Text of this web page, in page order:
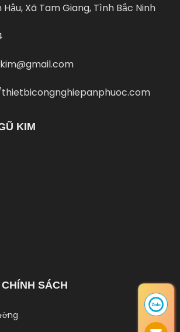
Xã Tam Giang, Tình Bắc Ninh
KIM
SÁCH